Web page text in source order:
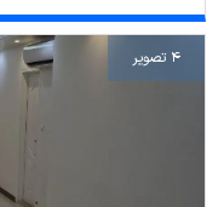
Leaflet
4 تصویر